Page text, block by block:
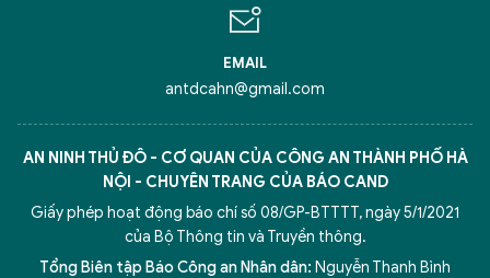
EMAIL
antdcahn@gmail.com
AN NINH THỦ ĐÔ - CƠ QUAN CỦA CÔNG AN THÀNH PHỐ HÀ
NỘI - CHUYÊN TRANG CỦA BÁO CAND
Giấy phép hoạt động báo chí số 08/GP-BTTTT, ngày 5/1/2021
của Bộ Thông tin và Truyền thông.
Tổng Biên tập Báo Công an Nhân dân: Nguyễn Thanh Bình